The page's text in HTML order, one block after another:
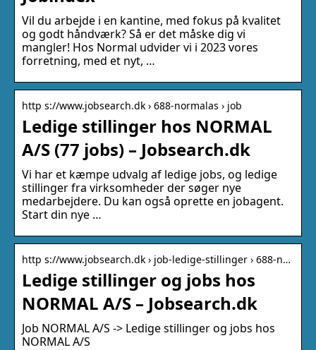
Vil du arbejde i en kantine, med fokus på kvalitet
og godt håndværk? Så er det måske dig vi
mangler! Hos Normal udvider vi i 2023 vores
forretning, med et nyt, …
http s://www.jobsearch.dk › 688-normalas › job
Ledige stillinger hos NORMAL
A/S (77 jobs) – Jobsearch.dk
Vi har et kæmpe udvalg af ledige jobs, og ledige
stillinger fra virksomheder der søger nye
medarbejdere. Du kan også oprette en jobagent.
Start din nye …
http s://www.jobsearch.dk › job-ledige-stillinger › 688-n…
Ledige stillinger og jobs hos
NORMAL A/S – Jobsearch.dk
Job NORMAL A/S -> Ledige stillinger og jobs hos
NORMAL A/S